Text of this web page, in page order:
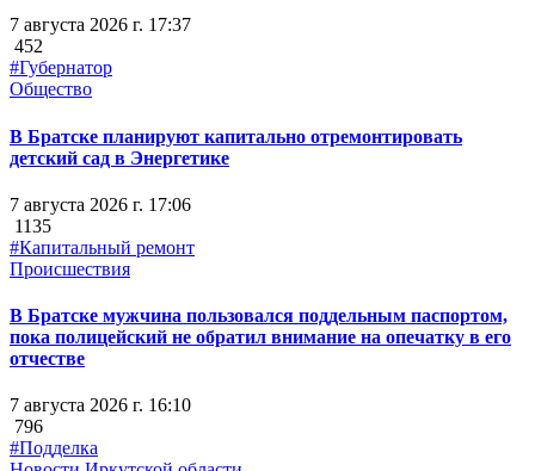
7 августа 2026 г. 17:37
452
#Губернатор
Общество
В Братске планируют капитально отремонтировать
детский сад в Энергетике
7 августа 2026 г. 17:06
1135
#Капитальный ремонт
Происшествия
В Братске мужчина пользовался поддельным паспортом,
пока полицейский не обратил внимание на опечатку в его
отчестве
7 августа 2026 г. 16:10
796
#Подделка